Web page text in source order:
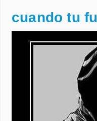
cuando tu